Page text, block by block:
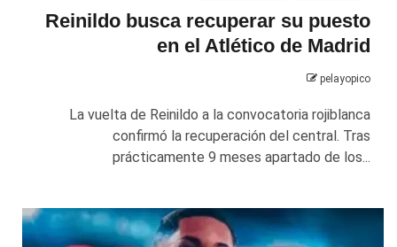
Reinildo busca recuperar su puesto
en el Atlético de Madrid
pelayopico
La vuelta de Reinildo a la convocatoria rojiblanca
confirmó la recuperación del central. Tras
prácticamente 9 meses apartado de los...